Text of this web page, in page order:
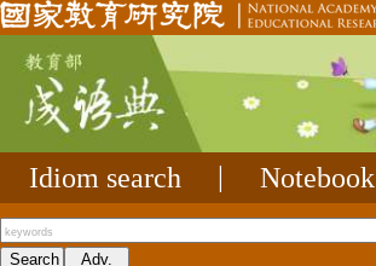
Idiom search Notebook